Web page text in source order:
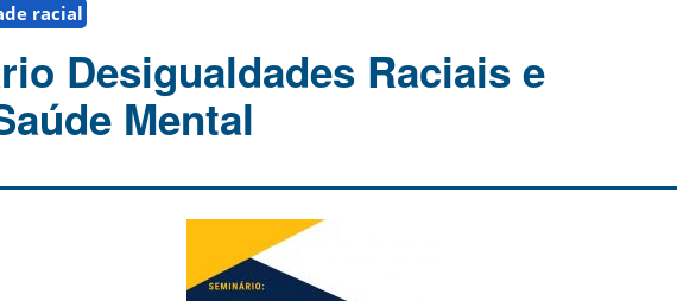
racial
Desigualdades Raciais e
Mental